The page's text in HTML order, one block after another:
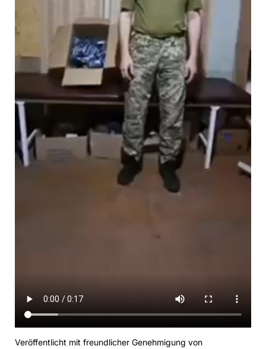
Veröffentlicht mit freundlicher Genehmigung von